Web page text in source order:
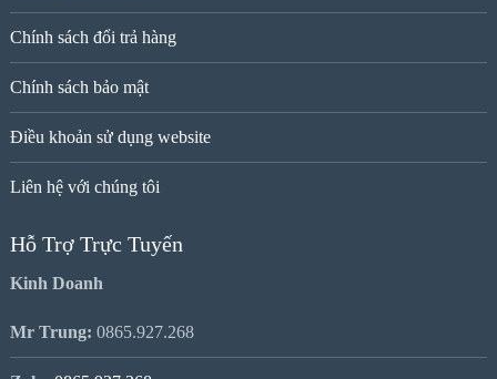
Chính sách đổi trả hàng
Chính sách bảo mật
Điều khoản sử dụng website
Liên hệ với chúng tôi
Hỗ Trợ Trực Tuyến
Kinh Doanh
Mr Trung: 0865.927.268